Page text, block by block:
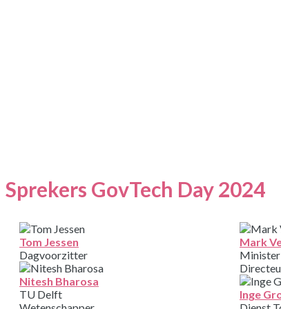
Sprekers GovTech Day 2024
Tom Jessen
Dagvoorzitter
Nitesh Bharosa
TU Delft
Mark
Inge